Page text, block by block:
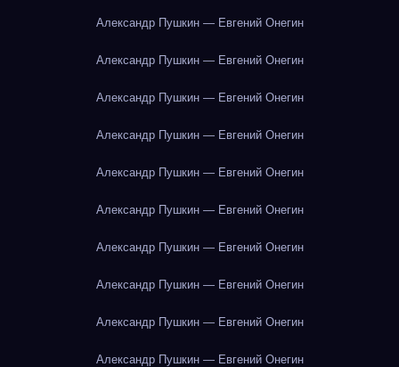
Александр Пушкин — Евгений Онегин
Александр Пушкин — Евгений Онегин
Александр Пушкин — Евгений Онегин
Александр Пушкин — Евгений Онегин
Александр Пушкин — Евгений Онегин
Александр Пушкин — Евгений Онегин
Александр Пушкин — Евгений Онегин
Александр Пушкин — Евгений Онегин
Александр Пушкин — Евгений Онегин
Александр Пушкин — Евгений Онегин